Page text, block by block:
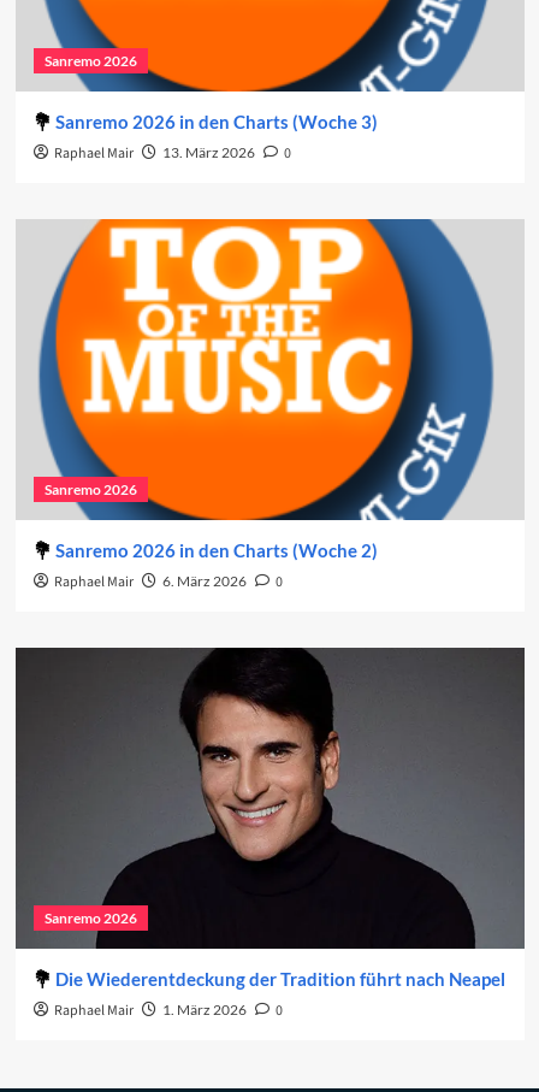
Sanremo 2026
Sanremo 2026 in den Charts (Woche 3)
Raphael Mair 13. März 2026 0
Sanremo 2026
Sanremo 2026 in den Charts (Woche 2)
Raphael Mair 6. März 2026 0
Sanremo 2026
Die Wiederentdeckung der Tradition führt nach Neapel
Raphael Mair 1. März 2026 0